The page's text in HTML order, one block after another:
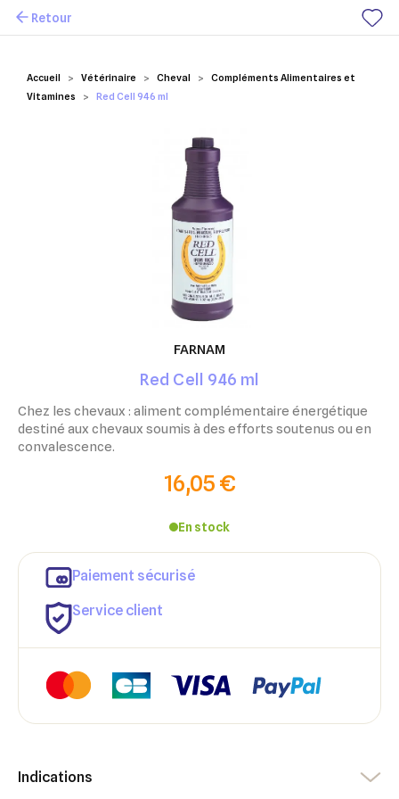
Mes favoris
Accueil Vétérinaire Cheval
Compléments Alimentaires et
Vitamines
Red Cell 946 ml
Retour
FARNAM
Red Cell 946 ml
Chez les chevaux : aliment complémentaire énergétique
destiné aux chevaux soumis à des efforts soutenus ou en
convalescence.
16,05 €
En stock
Paiement sécurisé
Service client
Indications
Créer une liste d'envies ×
Connexion ×